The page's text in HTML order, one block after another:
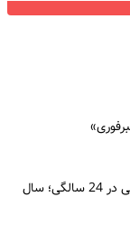
سفر به گذشته؛ گوگوش با تیپ و استایل افغانستانی در 24 سالگی؛ سال